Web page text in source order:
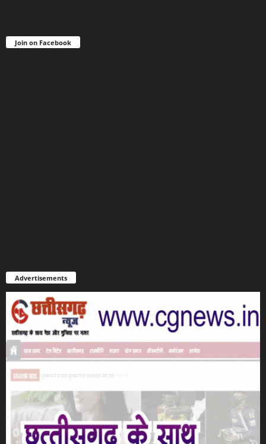
Join on Facebook
Advertisements